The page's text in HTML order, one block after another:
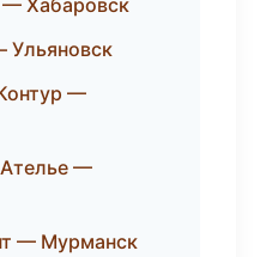
Хабаровск
Ульяновск
—
—
— Мурманск